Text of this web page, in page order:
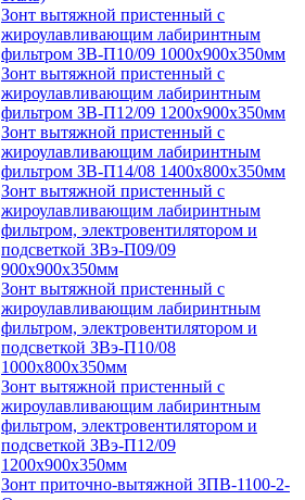
Зонт вытяжной пристенный с
жироулавливающим лабиринтным
фильтром ЗВ-П10/09 1000х900х350мм
Зонт вытяжной пристенный с
жироулавливающим лабиринтным
фильтром ЗВ-П12/09 1200х900х350мм
Зонт вытяжной пристенный с
жироулавливающим лабиринтным
фильтром ЗВ-П14/08 1400х800х350мм
Зонт вытяжной пристенный с
жироулавливающим лабиринтным
фильтром, электровентилятором и
подсветкой ЗВэ-П09/09
900х900х350мм
Зонт вытяжной пристенный с
жироулавливающим лабиринтным
фильтром, электровентилятором и
подсветкой ЗВэ-П10/08
1000х800х350мм
Зонт вытяжной пристенный с
жироулавливающим лабиринтным
фильтром, электровентилятором и
подсветкой ЗВэ-П12/09
1200х900х350мм
Зонт приточно-вытяжной ЗПВ-1100-2-